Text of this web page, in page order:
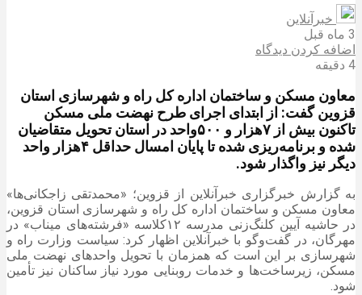
خبرآنلاین
3 ماه قبل
اضافه کردن دیدگاه
4 دقیقه
معاون مسکن و ساختمان اداره کل راه و شهرسازی استان
قزوین گفت: از ابتدای اجرای طرح نهضت ملی مسکن
تاکنون بیش از ۷هزار و ۵۰۰واحد در استان تحویل متقاضیان
شده و برنامه‌ریزی شده تا پایان امسال حداقل ۴هزار واحد
دیگر نیز واگذار شود.
به گزارش خبرگزاری خبرآنلاین از قزوین؛ «محمدتقی زاجکانی‌ها»
معاون مسکن و ساختمان اداره کل راه و شهرسازی استان قزوین،
در حاشیه آیین کلنگ‌زنی مدرسه ۱۲کلاسه «فرشته‌های میناب» در
مهرگان، در گفت‌وگو با خبرآنلاین اظهار کرد: سیاست وزارت راه و
شهرسازی بر این است که همزمان با تحویل واحدهای نهضت ملی
مسکن، زیرساخت‌ها و خدمات روبنایی مورد نیاز ساکنان نیز تأمین
شود.